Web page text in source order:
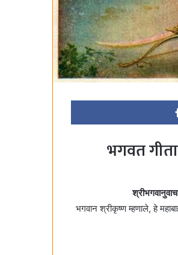
भगवत
भगवान श्रीकृष्ण म्हणाले, हे